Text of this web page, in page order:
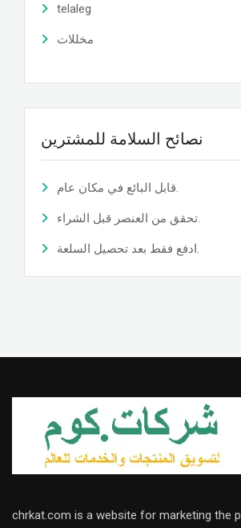
telaleg
مخللات
نصائح السلامة للمشترين
قابل البائع في مكان عام.
تحقق من العنصر قبل الشراء.
ادفع فقط بعد تحصيل السلعة.
chrkat.com is a website for marketing the